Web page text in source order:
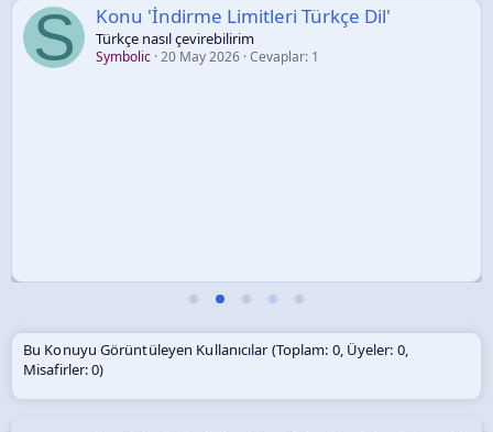
S Konu 'İndirme Limitleri Türkçe Dil'
Türkçe nasıl çevirebilirim
Symbolic 20 May 2026 Cevaplar: 1
Bu Konuyu Görüntüleyen Kullanıcılar (Toplam: 0, Üyeler: 0,
Misafirler: 0)